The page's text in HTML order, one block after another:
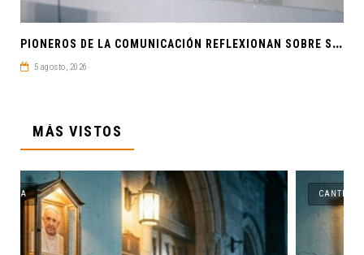
P
IONEROS DE LA COMUNICACIÓN REFLEXIONAN SOBRE SOBERANÍA CULTURAL Y JUSTICIA EN ALAIC 2026
5 agosto, 2026
MÁS VISTOS
CANTERA